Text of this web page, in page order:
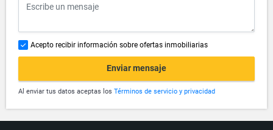
Acepto recibir información sobre ofertas inmobiliarias
Enviar mensaje
Al enviar tus datos aceptas los Términos de servicio y privacidad